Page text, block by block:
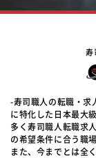
寿
-寿司職人の転職・求
に特化した日本最大
多く寿司職人転職求
の希望条件に合う職
また、今までとは全